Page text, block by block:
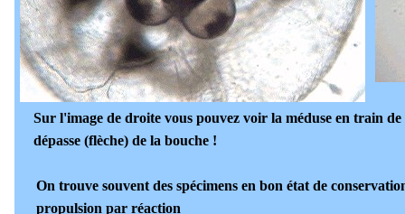
Sur l'image de droite vous pouvez voir la méduse en train
dépasse (flèche) de la bouche !
On trouve souvent des spécimens en bon état de
propulsion par réaction